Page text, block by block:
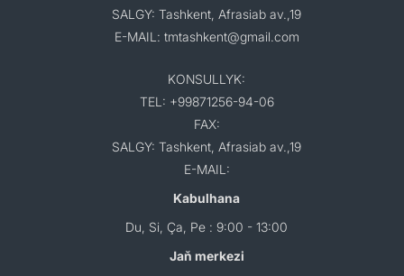
SALGY: Tashkent, Afrasiab av.,19
E-MAIL: tmtashkent@gmail.com
KONSULLYK:
TEL: +99871256-94-06
FAX:
SALGY: Tashkent, Afrasiab av.,19
E-MAIL:
Kabulhana
Du, Si, Ça, Pe : 9:00 - 13:00
Jaň merkezi